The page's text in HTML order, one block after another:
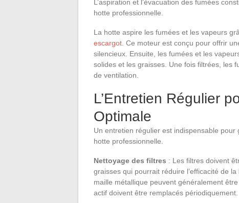
L’aspiration et l’évacuation des fumées
hotte professionnelle.
La hotte aspire les fumées et les vapeurs
escargot . Ce moteur est conçu pour offrir
silencieux. Ensuite, les fumées et les
solides et les graisses. Une fois filtrées, les
de ventilation.
L’Entretien Régulier
Optimale
Un entretien régulier est indispensable
hotte professionnelle.
Nettoyage des filtres : Les filtres doivent
graisses qui pourrait réduire l’efficacité de
maille métallique peuvent généralement
actif doivent être remplacés périodiquement.